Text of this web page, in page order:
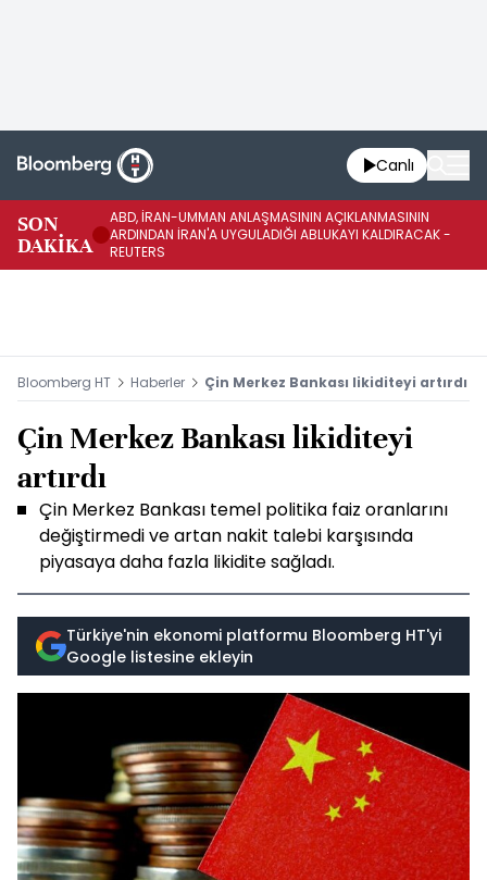
Canlı
SON
DAKİKA
ABD, İRAN-UMMAN ANLAŞMASININ AÇIKLANMASININ
ARDINDAN İRAN'A UYGULADIĞI ABLUKAYI KALDIRACAK -
REUTERS
Bloomberg HT Haberler Çin Merkez Bankası likiditeyi artırdı
Çin Merkez Bankası likiditeyi
artırdı
Çin Merkez Bankası temel politika faiz oranlarını
değiştirmedi ve artan nakit talebi karşısında
piyasaya daha fazla likidite sağladı.
Türkiye'nin ekonomi platformu Bloomberg HT'yi
Google listesine ekleyin